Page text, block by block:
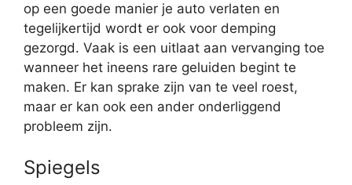
op een goede manier je auto verlaten en
tegelijkertijd wordt er ook voor demping
gezorgd. Vaak is een uitlaat aan vervanging toe
wanneer het ineens rare geluiden begint te
maken. Er kan sprake zijn van te veel roest,
maar er kan ook een ander onderliggend
probleem zijn.
Spiegels